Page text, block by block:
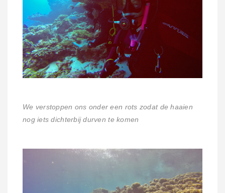
We verstoppen ons onder een rots zodat de haaien
nog iets dichterbij durven te komen